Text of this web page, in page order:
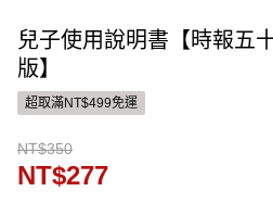
兒子使用說明書【時報五
版】
超取滿NT$499免運
NT$350
NT$277